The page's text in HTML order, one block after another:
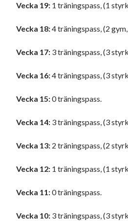
Vecka 19: 1 träningspass, (1
Vecka 18:4 träningspass, (2
Vecka 17: 3 träningspass, (3
Vecka 16:4 träningspass, (3
Vecka 15:0 träningspass.
Vecka 14: 3 träningspass, (3
Vecka 13: 2 träningspass, (2
Vecka 12: 1 träningspass, (1
Vecka 11:0 träningspass.
Vecka 10: 3 träningspass, (3